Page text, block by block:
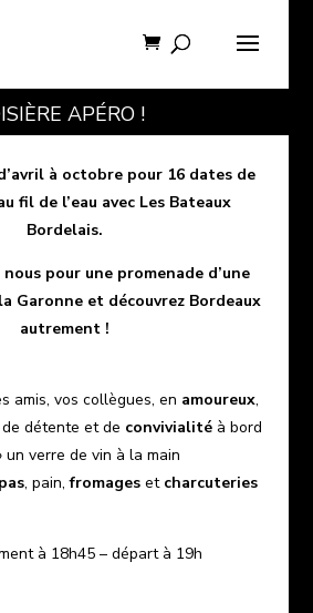
APÉRO !
à octobre pour 16 dates de
fil de l’eau avec Les Bateaux
Bordelais.
nous pour une promenade d’une
Garonne et découvrez Bordeaux
autrement !
amis, vos collègues, en amoureux,
détente et de convivialitéà bord
un verre de vin à la main
, pain,fromageset charcuteries
à 18h45 – départ à 19h